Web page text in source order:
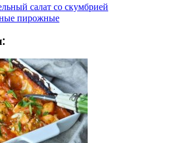
салат со скумбрией
пирожные